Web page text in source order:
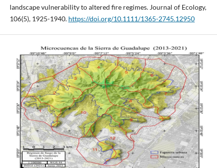
landscape vulnerability to altered fire regimes. Journal of Ecology,
106(5), 1925-1940. https://doi.org/10.1111/1365-2745.12950